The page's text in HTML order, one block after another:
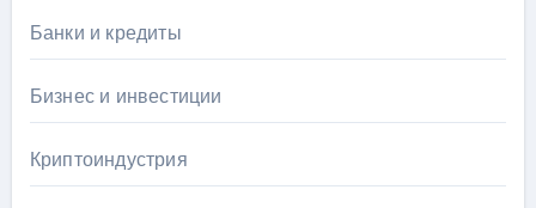
Банки и кредиты
Бизнес и инвестиции
Криптоиндустрия